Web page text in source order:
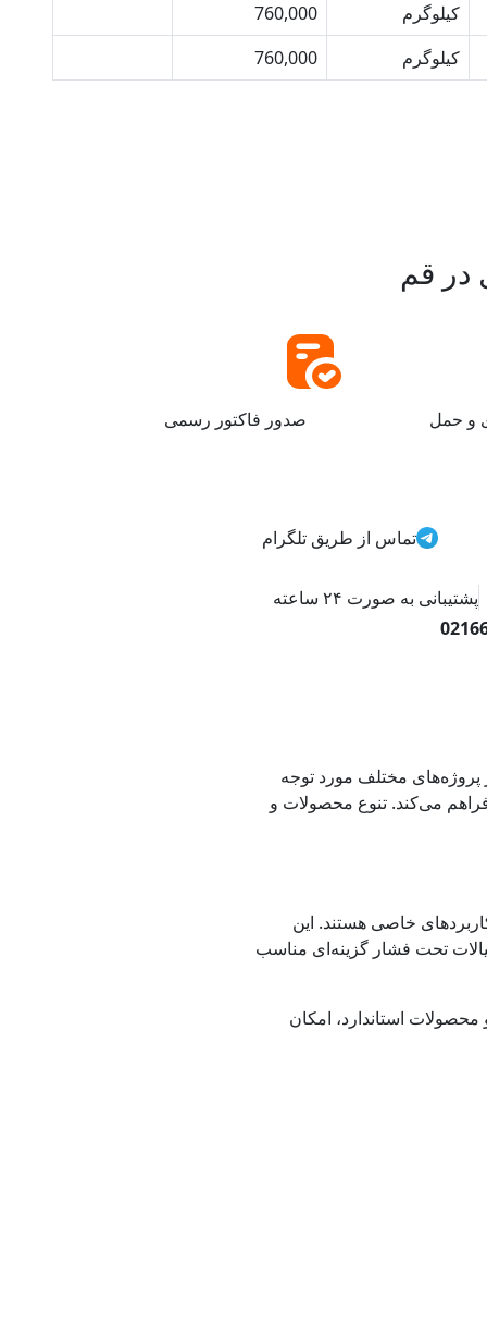
کیلوگرم 760,000
کیلوگرم 760,000
در قم
و حمل صدور فاکتور رسمی
تماس از طریق تلگرام
پشتیبانی به صورت ۲۴ ساعته
پروژه‌های مختلف مورد توجه
فراهم می‌کند. تنوع محصولات و
خاصی هستند. این
تحت فشار گزینه‌ای مناسب
استاندارد، امکان